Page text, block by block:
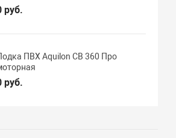
руб.
ПВХ Aquilon CB 360 Про
руб.